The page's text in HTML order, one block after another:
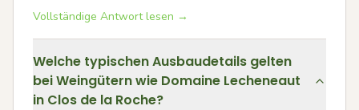
Vollständige Antwort lesen →
Welche typischen Ausbaudetails gelten
bei Weingütern wie Domaine Lecheneaut
in Clos de la Roche?